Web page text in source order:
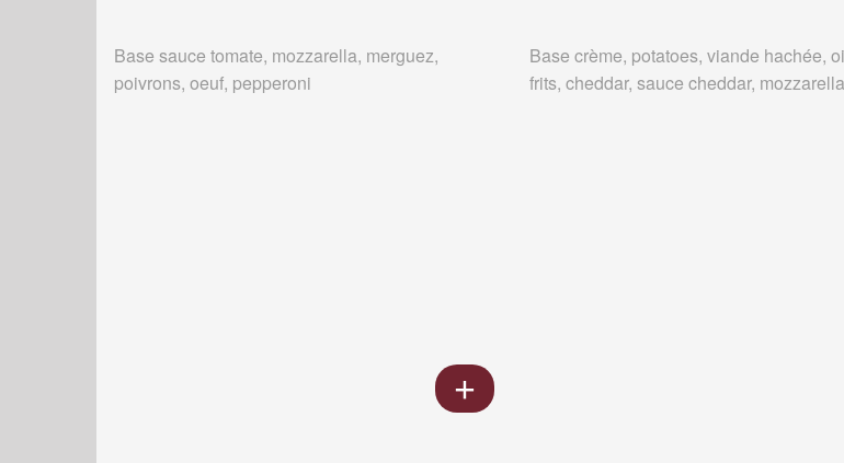
Base sauce tomate, mozzarella, merguez,
poivrons, oeuf, pepperoni
Base crème, potatoes, viande hachée,
frits, cheddar, sauce cheddar, mozzarella